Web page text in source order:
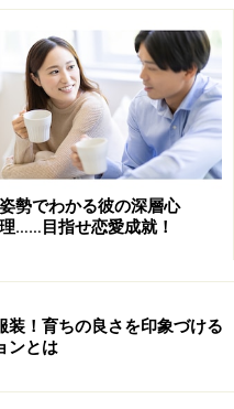
日
とは？
姿勢でわかる彼の深層心
理……目指せ恋愛成就！
装！育ちの良さを印象づける
ンとは